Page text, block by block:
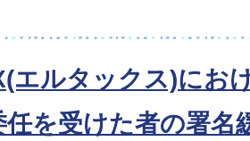
エルタックス)にお
任を受けた者の署名